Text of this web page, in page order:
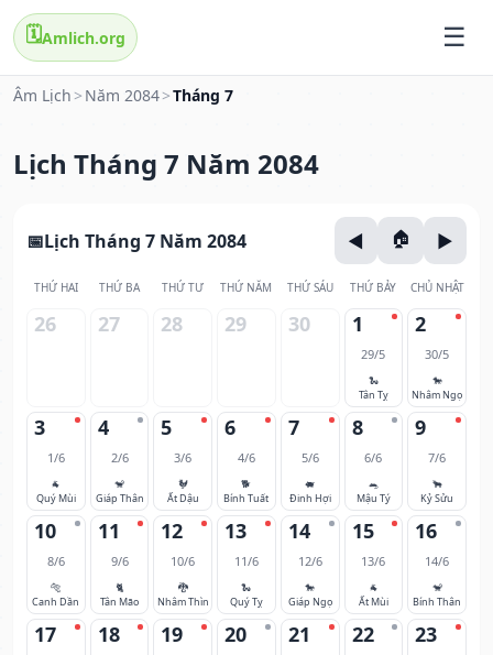
🗓️Amlich.org
Âm Lịch > Năm 2084>Tháng 7
Lịch Tháng 7 Năm 2084
Lịch Tháng 7 Năm 2084
THỨ HAI THỨ BA THỨ TƯ THỨ NĂM THỨ SÁU THỨ BẢY CHỦ NHẬT
26 27 28 29 30 1
29/5
🐍
Tân Tỵ
2
30/5
🐎
Nhâm Ngọ
3
1/6
🐐
Quý Mùi
4
2/6
🐒
Giáp Thân
5
3/6
🐓
Ất Dậu
6
4/6
🐕
Bính Tuất
7
5/6
🐖
Đinh Hợi
8
6/6
🐀
Mậu Tý
9
7/6
🐂
Kỷ Sửu
10
8/6
🐅
Canh Dần
11
9/6
🐈
Tân Mão
12
10/6
🐉
Nhâm Thìn
13
11/6
🐍
Quý Tỵ
14
12/6
🐎
Giáp Ngọ
15
13/6
🐐
Ất Mùi
16
14/6
🐒
Bính Thân
17 18 19 20 21 22 23